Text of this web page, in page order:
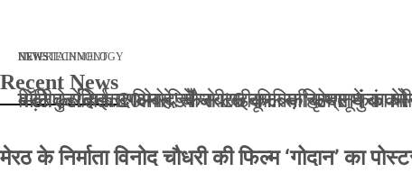
NEWS मार्च 2, 2026
बॉलीवुड के बाद अब डिफेंस टाइकून साहिल लूथरा को
NEWS जनवरी 29, 2026
बड़ी कार्रवाई: 20 माह से जबरन काबिज़ कृष्णा कुंज
ENTERTAINMENT
मेरठ के निर्माता विनोद चौधरी की फिल्म ‘गोदान’
NEWSTECHNOLOGY
मिलिए रोहित उगले से! कैसे 16 साल की उम्र में
Recent News
मेरठ के निर्माता विनोद चौधरी की फिल्म ‘गोदान’ का